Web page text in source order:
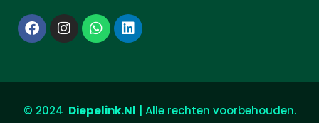
© 2024 Diepelink.Nl | Alle rechten voorbehouden.